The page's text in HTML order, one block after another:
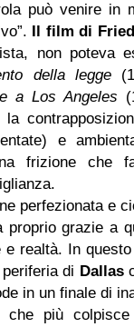
può venire in
Il film di
non poteva
della legge
a Los Angeles
e
frizione che
perfezionata e
proprio grazie a
realtà. In
di Dallas
in un finale di
che più